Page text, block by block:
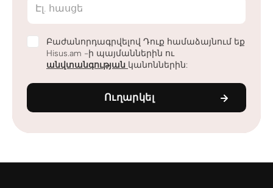
Էլ. հասցե
Բաժանորդագրվելով Դուք համաձայնում եք
Hisus.am -ի պայմաններին ու
անվտանգության կանոններին:
Ուղարկել